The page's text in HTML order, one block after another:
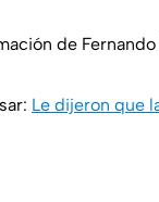
de Fernando
Le dijeron que